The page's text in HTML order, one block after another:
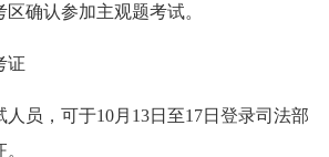
确认参加主观题考试。
证
人员，可于10月13日至17日登录司法部